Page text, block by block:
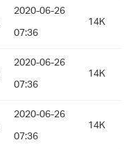
2020-06-26
07:36
14K
2020-06-26
07:36
14K
2020-06-26
07:36
14K